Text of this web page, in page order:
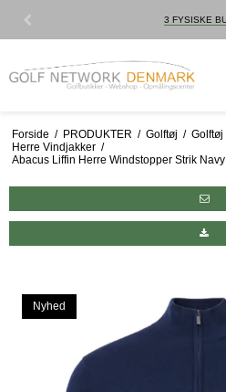
3 FYSISKE BUTIKKER
Forside / PRODUKTER / Golftøj / Golftøj
Herre Vindjakker /
Abacus Liffin Herre Windstopper Strik Navy
Nyhed